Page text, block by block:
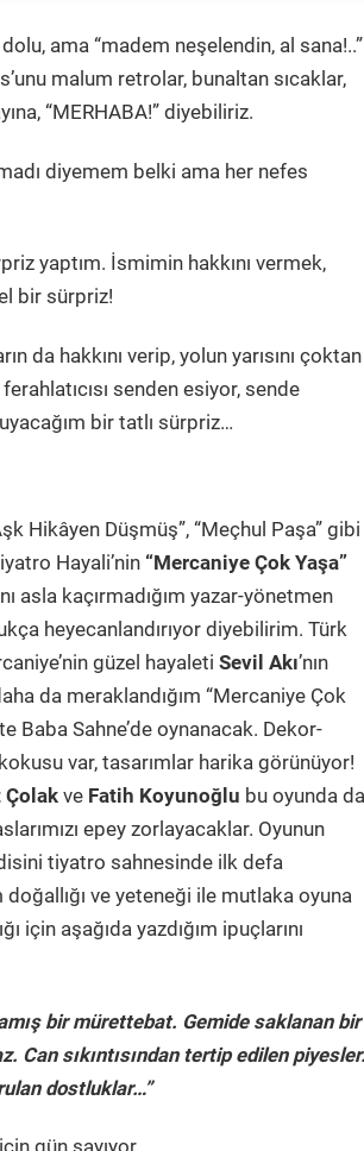
ama “madem neşelendin, al sana!..”
malum retrolar, bunaltan sıcaklar,
“MERHABA!” diyebiliriz.
diyemem belki ama her nefes
yaptım. İsmimin hakkını vermek,
bir sürpriz!
da hakkını verip, yolun yarısını çoktan
senden esiyor, sende
bir tatlı sürpriz…
Hikâyen Düşmüş”, “Meçhul Paşa” gibi
Hayali’nin “Mercaniye Çok Yaşa”
asla kaçırmadığım yazar-yönetmen
heyecanlandırıyor diyebilirim. Türk
güzel hayaleti Sevil Akı’nın
da meraklandığım “Mercaniye Çok
Baba Sahne’de oynanacak. Dekor-
kokusu var, tasarımlar harika görünüyor!
Çolakve Fatih Koyunoğlu bu oyunda da
epey zorlayacaklar. Oyunun
tiyatro sahnesinde ilk defa
ve yeteneği ile mutlaka oyuna
için aşağıda yazdığım ipuçlarını
bir mürettebat. Gemide saklanan bir
Can sıkıntısından tertip edilen piyesler.
dostluklar…”